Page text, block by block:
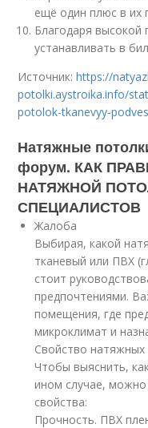
ещё один плюс в их
Благодаря
устанавливать в
Источник:https://
potolki.aystroika.info/
potolok-tkanevyy-
Натяжные
форум. КАК
НАТЯЖНОЙ
СПЕЦИАЛИСТОВ
Жалоба
Выбирая, какой
тканевый или ПВХ
стоит
предпочтениями.
помещения, где
микроклимат и
Свойство натяжных
Чтобы выяснить,
ином случае, можно
свойства:
Прочность. ПВХ